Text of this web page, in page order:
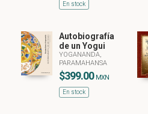
En stock
Autobiografía
de un Yogui
YOGANANDA,
PARAMAHANSA
$399.00 MXN
En stock